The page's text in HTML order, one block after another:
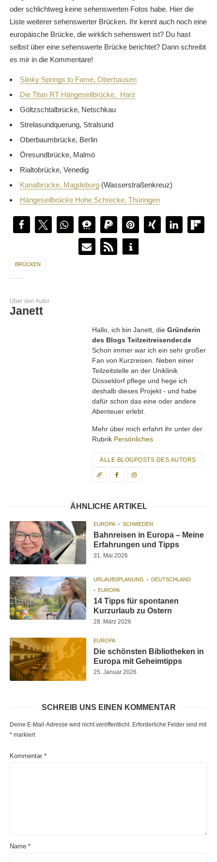
oder schlichtweg keine sehenswerten Fotos habe. Hier die
Liste weiterer sehenswerter Brücken. Ihr kennt auch noch eine
europäische Brücke, die wirklich sehenswert ist? Du hast
selbst über eine sehenswerte Brücke berichtet? Dann schreibt
es mir in die Kommentare!
Slinky Springs to Fame, Oberhausen
Die Titan RT Hängeseilbrücke, Harz
Göltzschtalbrücke, Netschkau
Strelasundquerung, Stralsund
Oberbaumbrücke, Berlin
Öresundbrücke, Malmö
Rialtobrücke, Venedig
Kanalbrücke, Magdeburg (Wasserstraßenkreuz)
Hängeseilbrücke Hohe Schrecke, Thüringen
BRÜCKEN
Über den Autor
Janett
Hallo, ich bin Janett, die Gründerin
des Blogs Teilzeitreisender.de
Schon immer war ich ein sehr großer
Fan von Kurzreisen. Neben einer
Teilzeitstelle an der Uniklinik
Düsseldorf pflege und hege ich
deshalb dieses Projekt - und habe
dafür schon das eine oder andere
Abenteuer erlebt.
Mehr über mich erfahrt ihr unter der
Rubrik Persönliches
ALLE BLOGPOSTS DES AUTORS
ÄHNLICHE ARTIKEL
EUROPA SCHWEDEN
Bahnreisen in Europa – Meine
Erfahrungen und Tipps
31. Mai 2026
URLAUBSPLANUNG
DEUTSCHLAND
EUROPA
14 Tipps für spontanen
Kurzurlaub zu Ostern
28. März 2026
EUROPA
Die schönsten Bibliotheken in
Europa mit Geheimtipps
25. Januar 2026
SCHREIB UNS EINEN KOMMENTAR
Deine E-Mail-Adresse wird nicht veröffentlicht. Erforderliche Felder sind mit
* markiert
Kommentar *
Name *